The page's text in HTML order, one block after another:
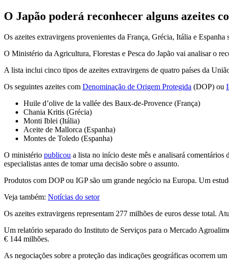
O Japão poderá reconhecer alguns azeites
Os azeites extravirgens provenientes da França, Grécia, Itália e
O Ministério da Agricultura, Florestas e Pesca do Japão vai analisar o
A lista inclui cinco tipos de azeites extravirgens de quatro países da
Os seguintes azeites com Denominação de Origem Protegida (DOP) ou
Huile d’olive de la vallée des Baux-de-Provence (França)
Chania Kritis (Grécia)
Monti Iblei (Itália)
Aceite de Mallorca (Espanha)
Montes de Toledo (Espanha)
O ministério publicou a lista no início deste mês e analisará
especialistas antes de tomar uma decisão sobre o assunto.
Produtos com DOP ou IGP são um grande negócio na Europa. Um
Veja também: Notícias do setor
Os azeites extravirgens representam 277 milhões de euros desse total.
Um relatório separado do Instituto de Serviços para o Mercado
€ 144 milhões.
As negociações sobre a proteção das indicações geográficas ocorrem